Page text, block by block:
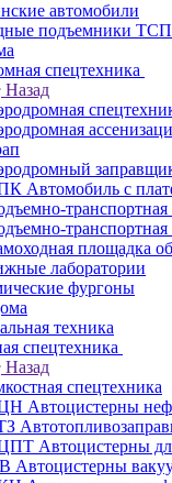
автомобили
подъемники
спецтехника
Назад
Автомобиль с
площадка
лаборатории
фургоны
техника
спецтехника
Назад
спецтехника
Автоцистерны
Автоцистерны
Автоцистерны